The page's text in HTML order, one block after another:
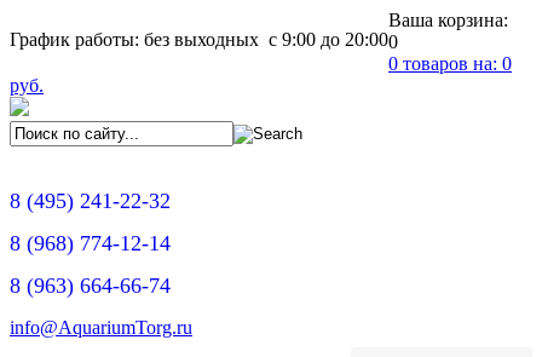
График работы: без выходных с 9:00 до 20:00
Ваша корзина:
0
0 товаров на: 0
руб.
8 (495) 241-22-32
8 (968) 774-12-14
8 (963) 664-66-74
info@AquariumTorg.ru